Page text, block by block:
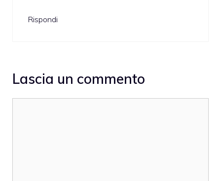
Rispondi
Lascia un commento